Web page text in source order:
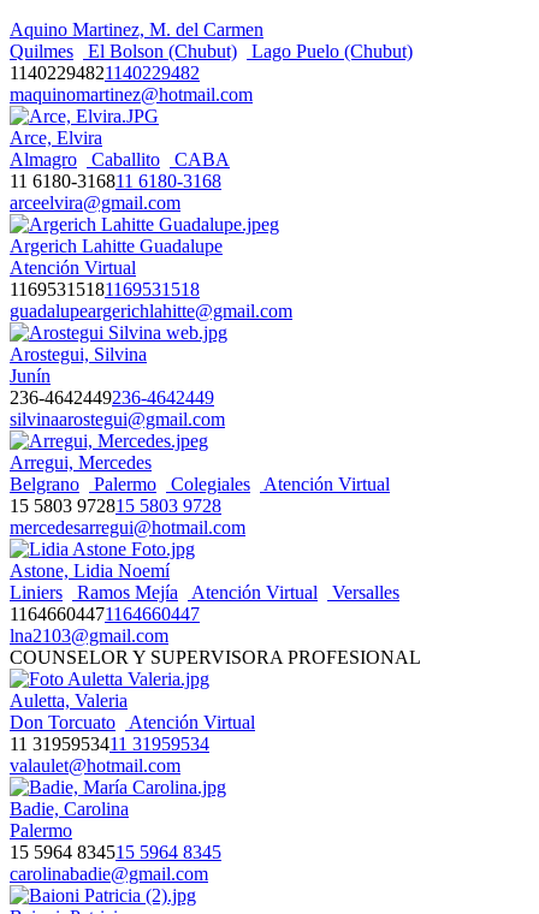
Aquino Martinez, M. del Carmen
Quilmes
El Bolson (Chubut)
Lago Puelo (Chubut)
11402294821140229482
maquinomartinez@hotmail.com
Arce, Elvira
Almagro
Caballito
CABA
11 6180-316811 6180-3168
arceelvira@gmail.com
Argerich Lahitte Guadalupe
Atención Virtual
11695315181169531518
guadalupeargerichlahitte@gmail.com
Arostegui, Silvina
Junín
236-4642449236-4642449
silvinaarostegui@gmail.com
Arregui, Mercedes
Belgrano
Palermo Colegiales
Atención Virtual
15 5803 972815 5803 9728
mercedesarregui@hotmail.com
Astone, Lidia Noemí
Liniers
Ramos Mejía Atención Virtual
Versalles
11646604471164660447
lna2103@gmail.com
COUNSELOR Y SUPERVISORA PROFESIONAL
Auletta, Valeria
Don Torcuato
Atención Virtual
11 3195953411 31959534
valaulet@hotmail.com
Badie, Carolina
Palermo
15 5964 834515 5964 8345
carolinabadie@gmail.com